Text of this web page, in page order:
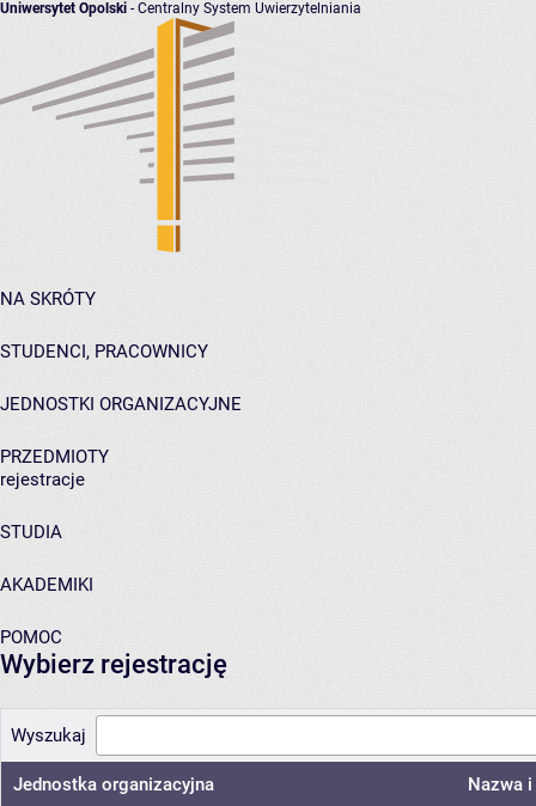
Uniwersytet Opolski - Centralny System Uwierzytelniania
NA SKRÓTY
STUDENCI, PRACOWNICY
JEDNOSTKI ORGANIZACYJNE
PRZEDMIOTY
rejestracje
STUDIA
AKADEMIKI
POMOC
Wybierz rejestrację
Wyszukaj
Jednostka organizacyjna Nazwa